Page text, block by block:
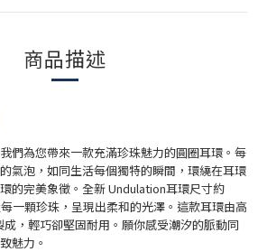
商品描述
們為您帶來一款充滿珍珠魅力的圓圈耳環。每
氣泡，如同生活每個獨特的瞬間，環繞在耳環
的完美象徵。全新 Undulation耳環尺寸約
一顆珍珠，呈現出柔和的光澤。這款耳環由高
成，輕巧卻堅固耐用。願你感受潮汐的脈動同
魅力。